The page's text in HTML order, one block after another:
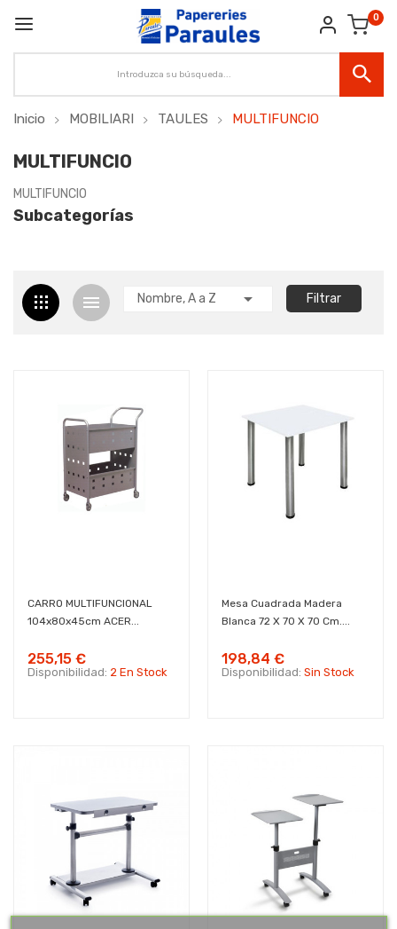
0
Inicio MOBILIARI TAULES MULTIFUNCIO
MULTIFUNCIO
MULTIFUNCIO
Subcategorías
Nombre, A a Z  Filtrar
CARRO MULTIFUNCIONAL
104x80x45cm ACER...
255,15 €
Disponibilidad: 2 En Stock
Mesa Cuadrada Madera
Blanca 72 X 70 X 70 Cm....
198,84 €
Disponibilidad: Sin Stock